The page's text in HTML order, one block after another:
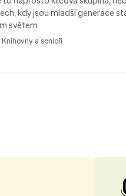
kdy jsou mladší generace
světem.
Knihovny a senioři